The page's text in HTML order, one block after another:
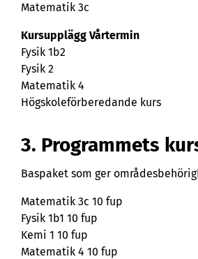
Matematik 3c
Kursupplägg Vårtermin
Fysik 1b2
Fysik 2
Matematik 4
Högskoleförberedande kurs
3. Programmets
Baspaket som ger
Matematik 3c 10 fup
Fysik 1b1 10 fup
Kemi 1 10 fup
Matematik 4 10 fup